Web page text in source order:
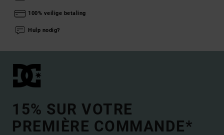
100% veilige betaling
Hulp nodig?
15% SUR VOTRE
PREMIÈRE COMMANDE*